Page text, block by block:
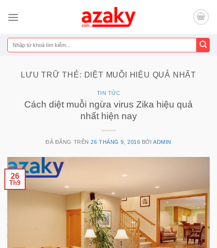
đến
dung
Tìm
kiếm:
LƯU TRỮ THẺ: DIỆT MUỖI HIỆU QUẢ NHẤT
TIN TỨC
Cách diệt muỗi ngừa virus Zika hiệu quả
nhất hiện nay
ĐÃ ĐĂNG TRÊN26 THÁNG 9, 2016 BỞIADMIN
26
Th9